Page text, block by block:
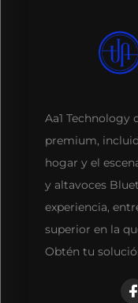
Aa1 Technology
premium,
hogar y el
y altavoces
experiencia,
superior en la
Obtén tu